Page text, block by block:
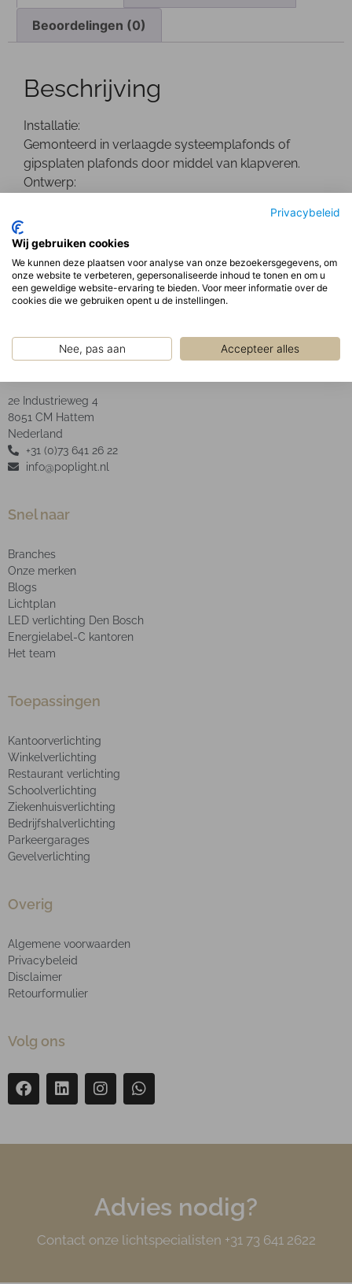
Privacybeleid
Wij gebruiken cookies
We kunnen deze plaatsen voor analyse van onze bezoekersgegevens, om
onze website te verbeteren, gepersonaliseerde inhoud te tonen en om u
een geweldige website-ervaring te bieden. Voor meer informatie over de
cookies die we gebruiken opent u de instellingen.
Nee, pas aan Accepteer alles
Beoordelingen (0)
Beschrijving
Installatie:
Gemonteerd in verlaagde systeemplafonds of
gipsplaten plafonds door middel van klapveren.
Ontwerp:
Optisch:
Opaal PMMA afscherming.
POP Light B.V.
2e Industrieweg 4
8051 CM Hattem
Nederland
+31 (0)73 641 26 22
info@poplight.nl
Snel naar
Branches
Onze merken
Blogs
Lichtplan
LED verlichting Den Bosch
Energielabel-C kantoren
Het team
Toepassingen
Kantoorverlichting
Winkelverlichting
Restaurant verlichting
Schoolverlichting
Ziekenhuisverlichting
Bedrijfshalverlichting
Parkeergarages
Gevelverlichting
Overig
Algemene voorwaarden
Privacybeleid
Disclaimer
Retourformulier
Volg ons
Advies nodig?
Contact onze lichtspecialisten +31 73 641 2622